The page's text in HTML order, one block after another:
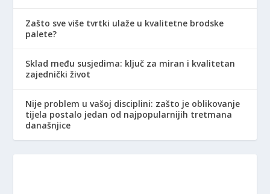
Zašto sve više tvrtki ulaže u kvalitetne brodske
palete?
Sklad među susjedima: ključ za miran i kvalitetan
zajednički život
Nije problem u vašoj disciplini: zašto je oblikovanje
tijela postalo jedan od najpopularnijih tretmana
današnjice